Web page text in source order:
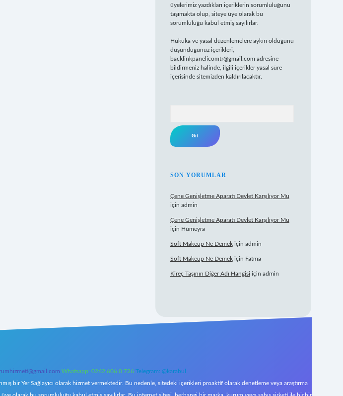
üyelerimiz yazdıkları içeriklerin sorumluluğunu
taşımakta olup, siteye üye olarak bu
sorumluluğu kabul etmiş sayılırlar.
Hukuka ve yasal düzenlemelere aykırı olduğunu
düşündüğünüz içerikleri,
backlinkpanelicomtr@gmail.com adresine
bildirmeniz halinde, ilgili içerikler yasal süre
içerisinde sitemizden kaldırılacaktır.
SON YORUMLAR
Çene Genişletme Aparatı Devlet Karşılıyor Mu
için admin
Çene Genişletme Aparatı Devlet Karşılıyor Mu
için Hümeyra
Soft Makeup Ne Demekiçin admin
Soft Makeup Ne Demekiçin Fatma
Kireç Taşının Diğer Adı Hangisi için admin
Whatsapp: 0262 606 0 726 Telegram: @karabul
bir Yer Sağlayıcı olarak hizmet vermektedir. Bu nedenle, sitedeki içerikleri proaktif olarak denetleme veya araştırma